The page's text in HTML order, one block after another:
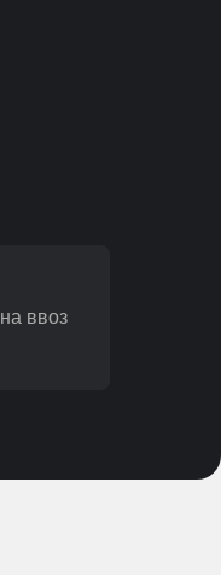
на ввоз